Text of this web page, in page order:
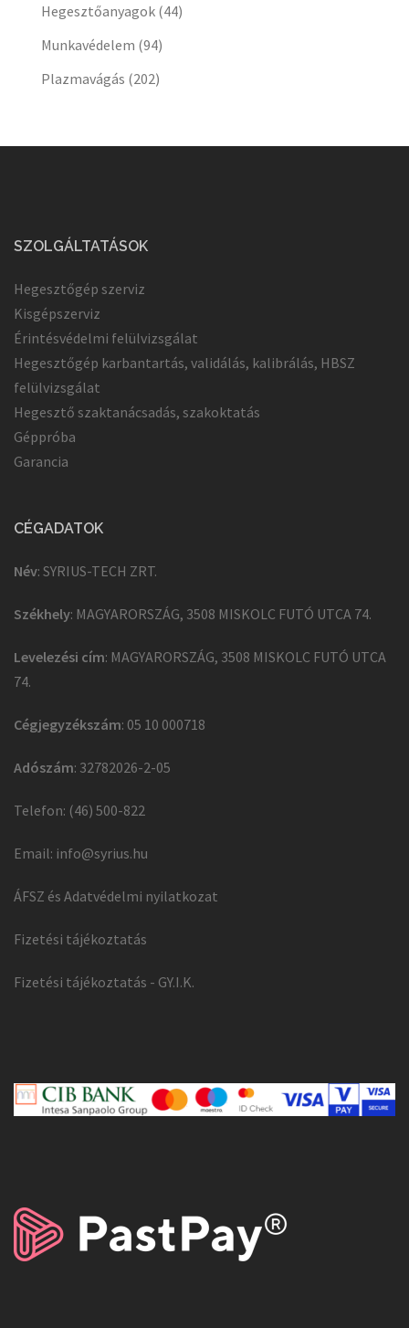
Hegesztőanyagok (44)
Munkavédelem (94)
Plazmavágás (202)
SZOLGÁLTATÁSOK
Hegesztőgép szerviz
Kisgépszerviz
Érintésvédelmi felülvizsgálat
Hegesztőgép karbantartás, validálás, kalibrálás, HBSZ
felülvizsgálat
Hegesztő szaktanácsadás, szakoktatás
Géppróba
Garancia
CÉGADATOK
Név: SYRIUS-TECH ZRT.
Székhely: MAGYARORSZÁG, 3508 MISKOLC FUTÓ UTCA 74.
Levelezési cím: MAGYARORSZÁG, 3508 MISKOLC FUTÓ UTCA
74.
Cégjegyzékszám: 05 10 000718
Adószám: 32782026-2-05
Telefon: (46) 500-822
Email: info@syrius.hu
ÁFSZ és Adatvédelmi nyilatkozat
Fizetési tájékoztatás
Fizetési tájékoztatás - GY.I.K.